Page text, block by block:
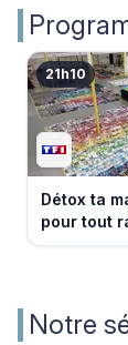
21h10
Détox ta
pour tout
Notre